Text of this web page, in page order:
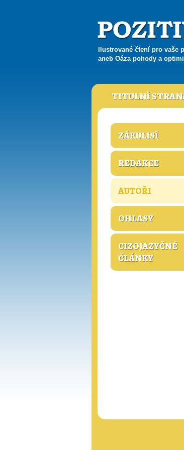
Ilustrované čtení pro vaše
aneb Oáza pohody a
TITULNÍ
ZÁKULISÍ
REDAKCE
AUTOŘI
OHLASY
CIZOJAZYČNÉ
ČLÁNKY